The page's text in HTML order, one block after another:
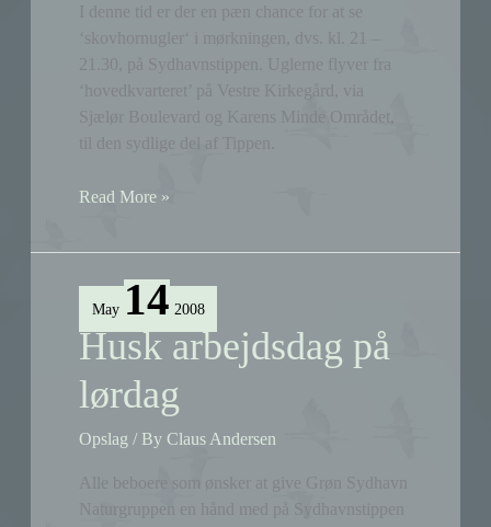
I denne tid er der en pæn chance for at se
‘skovhornugler‘ i mørkningen, dvs. kl. 21 –
21.30, på Sydhavnstippen. Uglerne flyver fra
‘hovedkvarteret’ på Vestre Kirkegård, via
Sjælør Boulevard og Karens Minde Området,
til den sydlige del af Tippen.
Skovhornugler
Tippen
Read More »
May 14 2008
Husk arbejdsdag på
lørdag
Opslag / ByClaus Andersen
Alle beboere som ønsker at give Grøn Sydhavn
Naturgruppen en hånd med på Sydhavnstippen